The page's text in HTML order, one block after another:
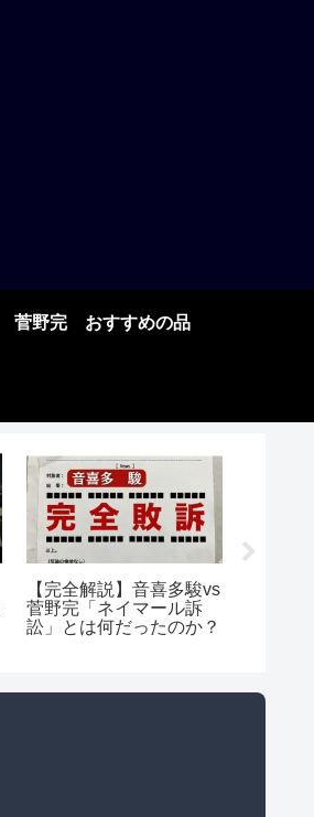
菅野完 おすすめの品
【完全解説】音喜多駿vs
菅野完「ネイマール訴
訟」とは何だったのか？